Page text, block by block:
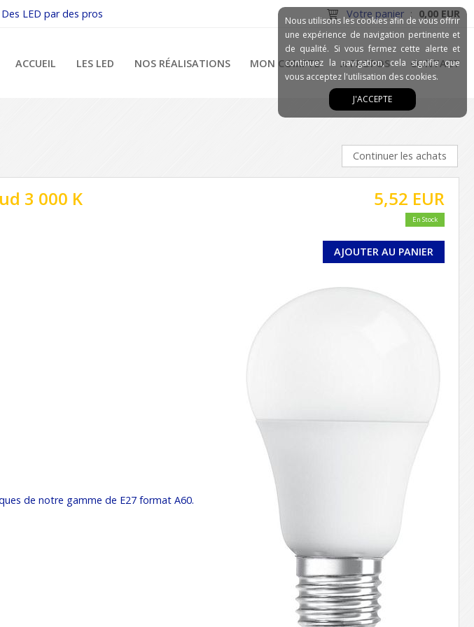
Votre panier : 0,00 EUR
Des LED par des pros
ACCUEIL LES LED NOS RÉALISATIONS MON COMPTE A PROPOS CONTACT
Continuer les achats
3 000 K 5,52 EUR
En Stock
AJOUTER AU PANIER
de notre gamme de E27 format A60.
Nous utilisons les cookies afin de vous offrir
une expérience de navigation pertinente et
de qualité. Si vous fermez cette alerte et
continuez la navigation, cela signifie que
vous acceptez l'utilisation des cookies.
J'ACCEPTE